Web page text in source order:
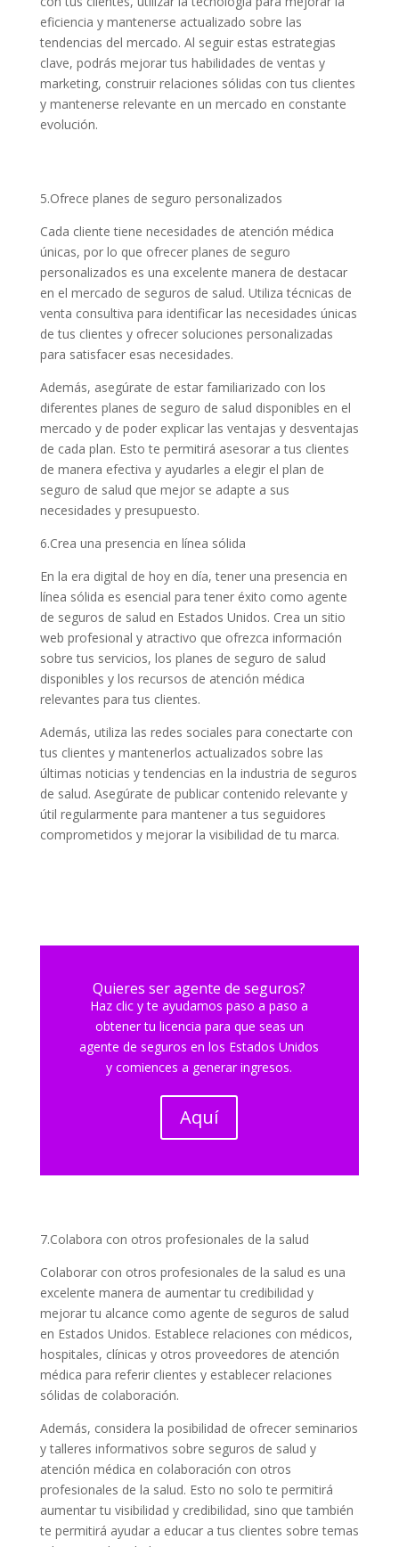
eficiencia y mantenerse actualizado sobre las
tendencias del mercado. Al seguir estas estrategias
clave, podrás mejorar tus habilidades de ventas y
marketing, construir relaciones sólidas con tus clientes
y mantenerse relevante en un mercado en constante
evolución.
5.Ofrece planes de seguro personalizados
Cada cliente tiene necesidades de atención médica
únicas, por lo que ofrecer planes de seguro
personalizados es una excelente manera de destacar
en el mercado de seguros de salud. Utiliza técnicas de
venta consultiva para identificar las necesidades únicas
de tus clientes y ofrecer soluciones personalizadas
para satisfacer esas necesidades.
Además, asegúrate de estar familiarizado con los
diferentes planes de seguro de salud disponibles en el
mercado y de poder explicar las ventajas y desventajas
de cada plan. Esto te permitirá asesorar a tus clientes
de manera efectiva y ayudarles a elegir el plan de
seguro de salud que mejor se adapte a sus
necesidades y presupuesto.
6.Crea una presencia en línea sólida
En la era digital de hoy en día, tener una presencia en
línea sólida es esencial para tener éxito como agente
de seguros de salud en Estados Unidos. Crea un sitio
web profesional y atractivo que ofrezca información
sobre tus servicios, los planes de seguro de salud
disponibles y los recursos de atención médica
relevantes para tus clientes.
Además, utiliza las redes sociales para conectarte con
tus clientes y mantenerlos actualizados sobre las
últimas noticias y tendencias en la industria de seguros
de salud. Asegúrate de publicar contenido relevante y
útil regularmente para mantener a tus seguidores
comprometidos y mejorar la visibilidad de tu marca.
Quieres ser agente de seguros?
Haz clic y te ayudamos paso a paso a
obtener tu licencia para que seas un
agente de seguros en los Estados Unidos
y comiences a generar ingresos.
Aquí
7.Colabora con otros profesionales de la salud
Colaborar con otros profesionales de la salud es una
excelente manera de aumentar tu credibilidad y
mejorar tu alcance como agente de seguros de salud
en Estados Unidos. Establece relaciones con médicos,
hospitales, clínicas y otros proveedores de atención
médica para referir clientes y establecer relaciones
sólidas de colaboración.
Además, considera la posibilidad de ofrecer seminarios
y talleres informativos sobre seguros de salud y
atención médica en colaboración con otros
profesionales de la salud. Esto no solo te permitirá
aumentar tu visibilidad y credibilidad, sino que también
te permitirá ayudar a educar a tus clientes sobre temas